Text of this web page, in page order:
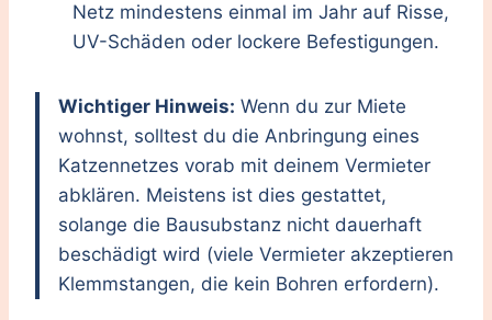
Netz mindestens einmal im Jahr auf Risse,
UV-Schäden oder lockere Befestigungen.
Wichtiger Hinweis: Wenn du zur Miete
wohnst, solltest du die Anbringung eines
Katzennetzes vorab mit deinem Vermieter
abklären. Meistens ist dies gestattet,
solange die Bausubstanz nicht dauerhaft
beschädigt wird (viele Vermieter akzeptieren
Klemmstangen, die kein Bohren erfordern).